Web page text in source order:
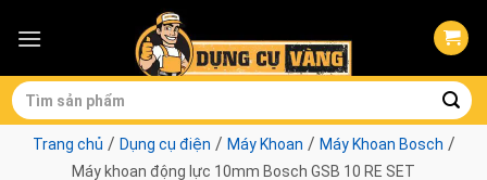
Tìm
kiếm:
Trang chủ / Dụng cụ điện / Máy Khoan / Máy Khoan Bosch /
Máy khoan động lực 10mm Bosch GSB 10 RE SET